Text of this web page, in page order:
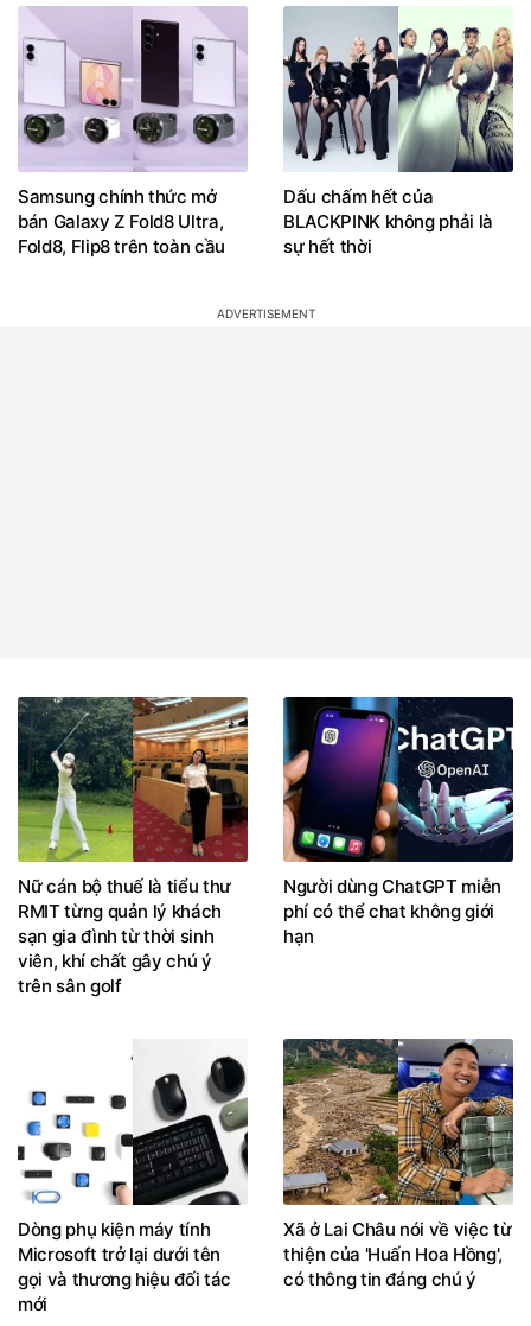
Samsung chính thức mở
bán Galaxy Z Fold8 Ultra,
Fold8, Flip8 trên toàn cầu
Dấu chấm hết của
BLACKPINK không phải là
sự hết thời
Nữ cán bộ thuế là tiểu thư
RMIT từng quản lý khách
sạn gia đình từ thời sinh
viên, khí chất gây chú ý
trên sân golf
Người dùng ChatGPT miễn
phí có thể chat không giới
hạn
Dòng phụ kiện máy tính
Microsoft trở lại dưới tên
gọi và thương hiệu đối tác
mới
Xã ở Lai Châu nói về việc từ
thiện của 'Huấn Hoa Hồng',
có thông tin đáng chú ý